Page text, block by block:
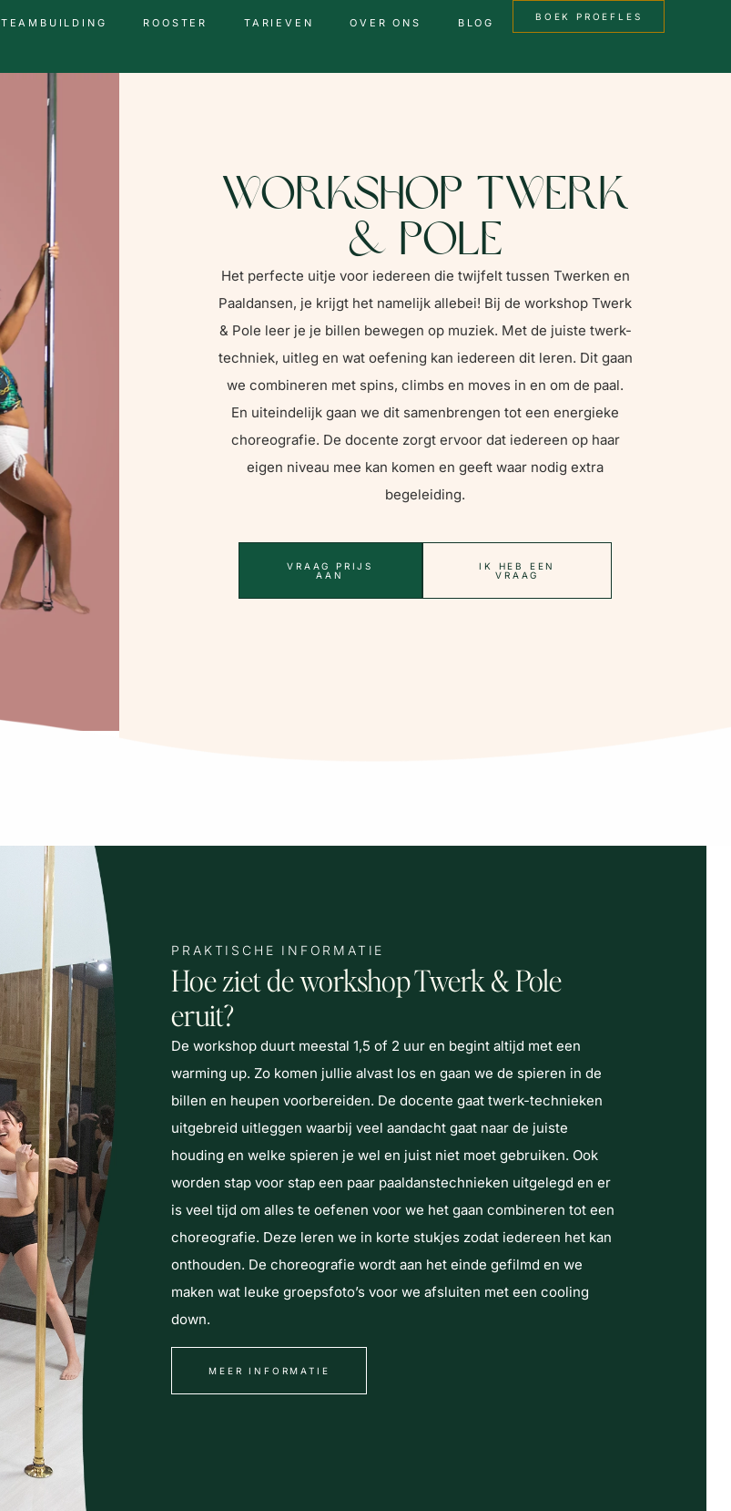
TEAMBUILDING ROOSTER TARIEVEN OVER ONS BLOG BOEK PROEFLES
Workshop Twerk
& Pole
Het perfecte uitje voor iedereen die twijfelt tussen Twerken en
Paaldansen, je krijgt het namelijk allebei! Bij de workshop Twerk
& Pole leer je je billen bewegen op muziek. Met de juiste twerk-
techniek, uitleg en wat oefening kan iedereen dit leren. Dit gaan
we combineren met spins, climbs en moves in en om de paal.
En uiteindelijk gaan we dit samenbrengen tot een energieke
choreografie. De docente zorgt ervoor dat iedereen op haar
eigen niveau mee kan komen en geeft waar nodig extra
begeleiding.
VRAAG PRIJS
AAN
IK HEB EEN
VRAAG
PRAKTISCHE INFORMATIE
Hoe ziet de workshop Twerk & Pole
eruit?
De workshop duurt meestal 1,5 of 2 uur en begint altijd met een
warming up. Zo komen jullie alvast los en gaan we de spieren in de
billen en heupen voorbereiden. De docente gaat twerk-technieken
uitgebreid uitleggen waarbij veel aandacht gaat naar de juiste
houding en welke spieren je wel en juist niet moet gebruiken. Ook
worden stap voor stap een paar paaldanstechnieken uitgelegd en er
is veel tijd om alles te oefenen voor we het gaan combineren tot een
choreografie. Deze leren we in korte stukjes zodat iedereen het kan
onthouden. De choreografie wordt aan het einde gefilmd en we
maken wat leuke groepsfoto’s voor we afsluiten met een cooling
down.
MEER INFORMATIE